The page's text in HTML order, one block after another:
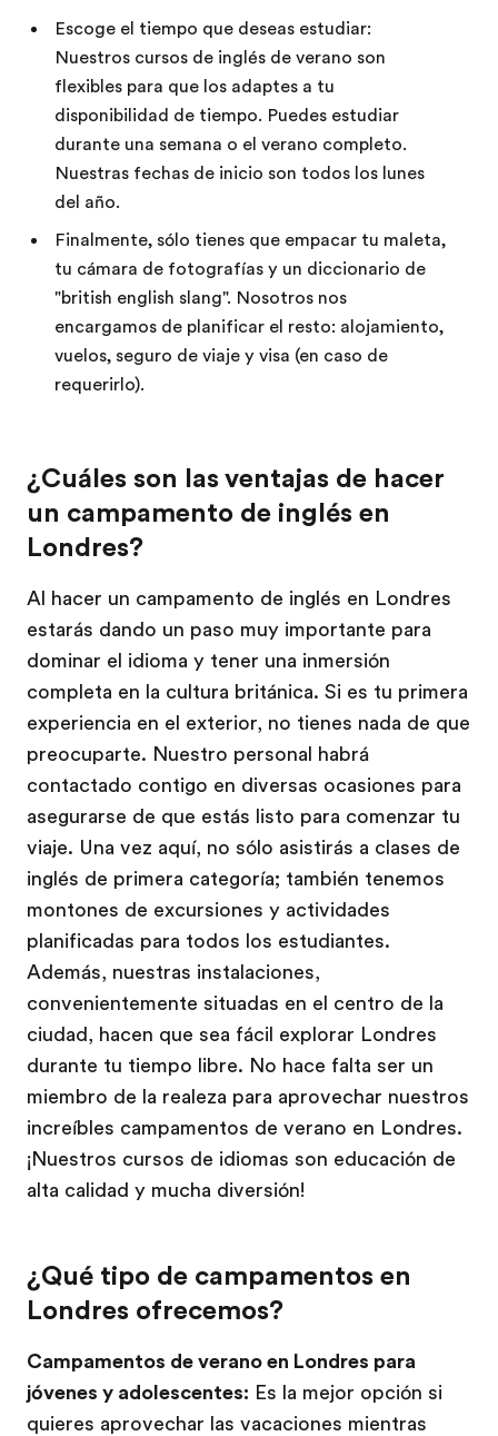
Escoge el tiempo que deseas estudiar:
Nuestros cursos de inglés de verano son
flexibles para que los adaptes a tu
disponibilidad de tiempo. Puedes estudiar
durante una semana o el verano completo.
Nuestras fechas de inicio son todos los lunes
del año.
Finalmente, sólo tienes que empacar tu maleta,
tu cámara de fotografías y un diccionario de
"british english slang". Nosotros nos
encargamos de planificar el resto: alojamiento,
vuelos, seguro de viaje y visa (en caso de
requerirlo).
¿Cuáles son las ventajas de hacer
un campamento de inglés en
Londres?
Al hacer un campamento de inglés en Londres
estarás dando un paso muy importante para
dominar el idioma y tener una inmersión
completa en la cultura británica. Si es tu primera
experiencia en el exterior, no tienes nada de que
preocuparte. Nuestro personal habrá
contactado contigo en diversas ocasiones para
asegurarse de que estás listo para comenzar tu
viaje. Una vez aquí, no sólo asistirás a clases de
inglés de primera categoría; también tenemos
montones de excursiones y actividades
planificadas para todos los estudiantes.
Además, nuestras instalaciones,
convenientemente situadas en el centro de la
ciudad, hacen que sea fácil explorar Londres
durante tu tiempo libre. No hace falta ser un
miembro de la realeza para aprovechar nuestros
increíbles campamentos de verano en Londres.
¡Nuestros cursos de idiomas son educación de
alta calidad y mucha diversión!
¿Qué tipo de campamentos en
Londres ofrecemos?
Campamentos de verano en Londres para
jóvenes y adolescentes: Es la mejor opción si
quieres aprovechar las vacaciones mientras